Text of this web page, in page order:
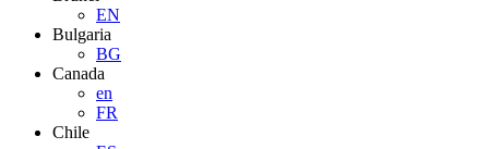
EN
Bulgaria
BG
Canada
en
FR
Chile